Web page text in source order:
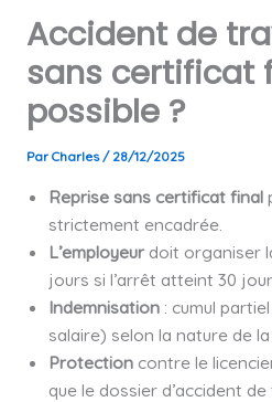
Accident de
sans certificat
possible ?
Par Charles/ 28/12/2025
Reprise sans certificat final
strictement encadrée.
L’employeurdoit organiser
jours si l’arrêt atteint 30
Indemnisation: cumul
salaire) selon la nature de la
Protectioncontre le
que le dossier d’accident de